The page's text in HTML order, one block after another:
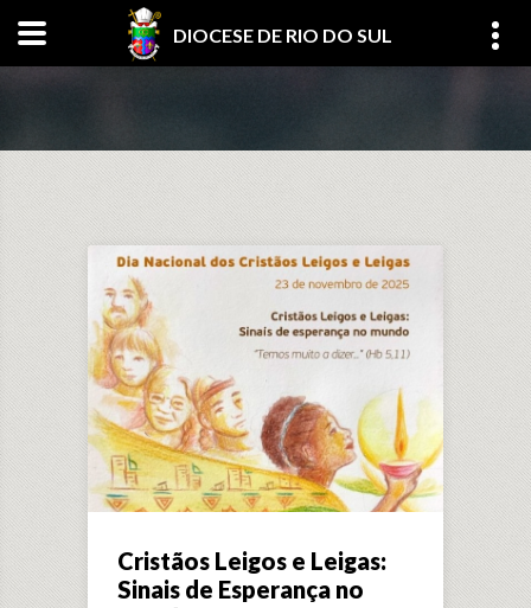
DIOCESE DE RIO DO SUL
Cristãos Leigos e Leigas:
Sinais de Esperança no